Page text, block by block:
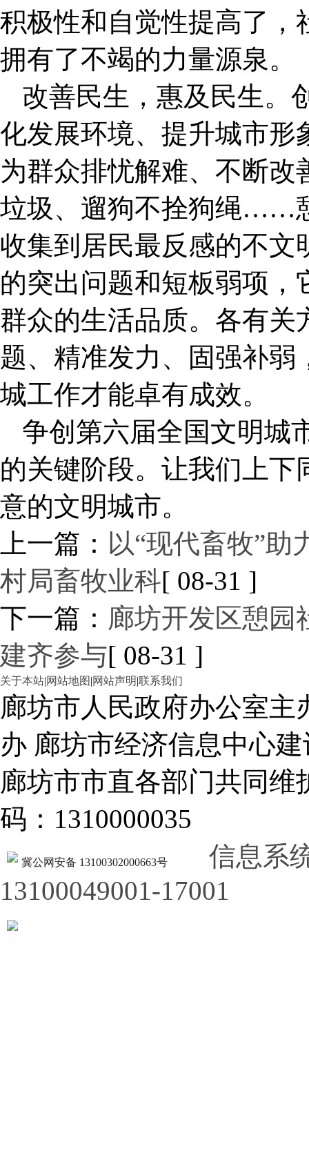
积极性和自觉性提高了，
拥有了不竭的力量源泉。
改善民生，惠及民生。
化发展环境、提升城市形
为群众排忧解难、不断
垃圾、遛狗不拴狗绳……
收集到居民最反感的不文
的突出问题和短板弱项
群众的生活品质。各有关
题、精准发力、固强补
城工作才能卓有成效。
争创第六届全国文明城
的关键阶段。让我们上
意的文明城市。
上一篇： 以“现代畜牧”
村局畜牧业科[ 08-31 ]
下一篇： 廊坊开发区憩园
建齐参与[ 08-31 ]
关于本站|网站地图 |网站声明|联系我们
廊坊市人民政府办公室
办 廊坊市经济信息中心建
廊坊市市直各部门共同
码：1310000035
冀公网安备 13100302000663号
信息系
13100049001-17001